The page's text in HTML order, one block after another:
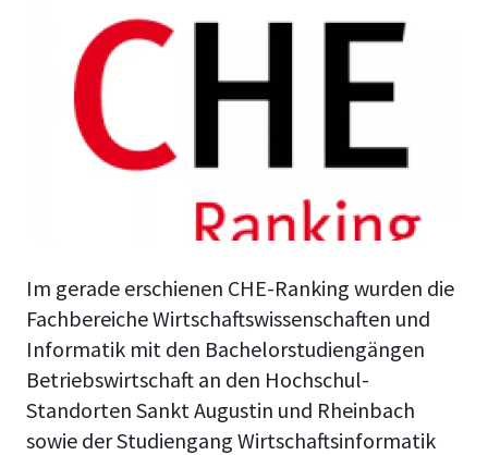
Im gerade erschienen CHE-Ranking wurden die
Fachbereiche Wirtschaftswissenschaften und
Informatik mit den Bachelorstudiengängen
Betriebswirtschaft an den Hochschul-
Standorten Sankt Augustin und Rheinbach
sowie der Studiengang Wirtschaftsinformatik